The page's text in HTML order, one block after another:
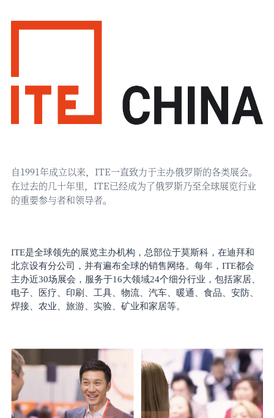
自1991年成立以来，ITE一直致力于主办俄罗斯的各类展会。
在过去的几十年里，ITE已经成为了俄罗斯乃至全球展览行业
的重要参与者和领导者。
ITE是全球领先的展览主办机构，总部位于莫斯科，在迪拜和
北京设有分公司，并有遍布全球的销售网络。每年，ITE都会
主办近30场展会，服务于16大领域24个细分行业，包括家居、
电子、医疗、印刷、工具、物流、汽车、暖通、食品、安防、
焊接、农业、旅游、实验、矿业和家居等。